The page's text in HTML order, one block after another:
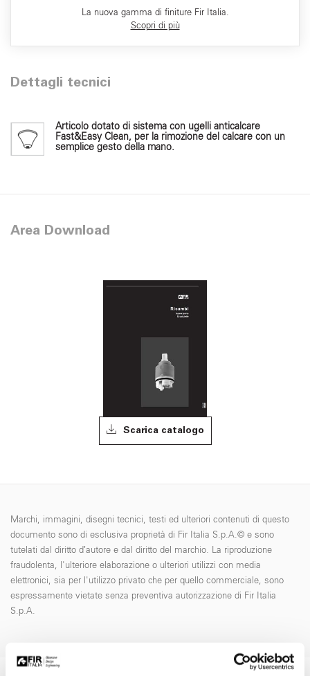
La nuova gamma di finiture Fir Italia.
Scopri di più
Dettagli tecnici
Articolo dotato di sistema con ugelli anticalcare
Fast&Easy Clean, per la rimozione del calcare con un
semplice gesto della mano.
Area Download
Scarica catalogo
Marchi, immagini, disegni tecnici, testi ed ulteriori contenuti di questo
documento sono di esclusiva proprietà di Fir Italia S.p.A.© e sono
tutelati dal diritto d’autore e dal diritto del marchio. La riproduzione
fraudolenta, l'ulteriore elaborazione o ulteriori utilizzi con media
elettronici, sia per l'utilizzo privato che per quello commerciale, sono
espressamente vietate senza preventiva autorizzazione di Fir Italia
S.p.A.